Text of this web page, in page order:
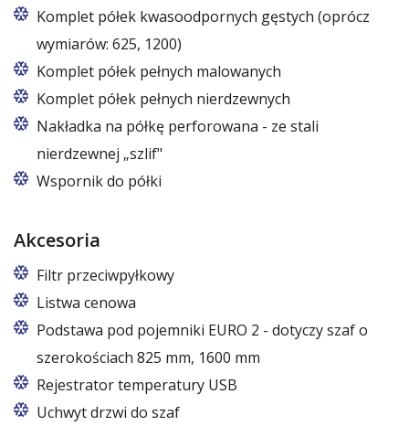
Komplet półek kwasoodpornych gęstych (oprócz
wymiarów: 625, 1200)
Komplet półek pełnych malowanych
Komplet półek pełnych nierdzewnych
Nakładka na półkę perforowana - ze stali
nierdzewnej „szlif"
Wspornik do półki
Akcesoria
Filtr przeciwpyłkowy
Listwa cenowa
Podstawa pod pojemniki EURO 2 - dotyczy szaf o
szerokościach 825 mm, 1600 mm
W szafach o rozmiarach 825 i 1600
Rejestrator temperatury USB
Uchwyt drzwi do szaf